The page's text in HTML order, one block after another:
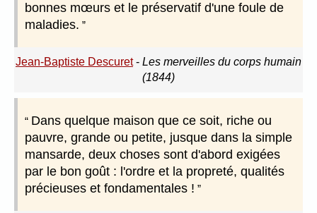
bonnes mœurs et le préservatif d'une foule de
maladies.
Jean-Baptiste Descuret- Les merveilles du corps humain
(1844)
Dans quelque maison que ce soit, riche ou
pauvre, grande ou petite, jusque dans la simple
mansarde, deux choses sont d'abord exigées
par le bon goût : l'ordre et la propreté, qualités
précieuses et fondamentales !